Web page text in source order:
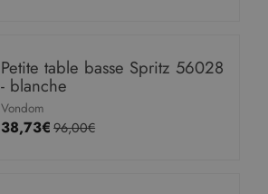
Petite table basse Spritz 56028
- blanche
Vondom
38,73€ 96,00€